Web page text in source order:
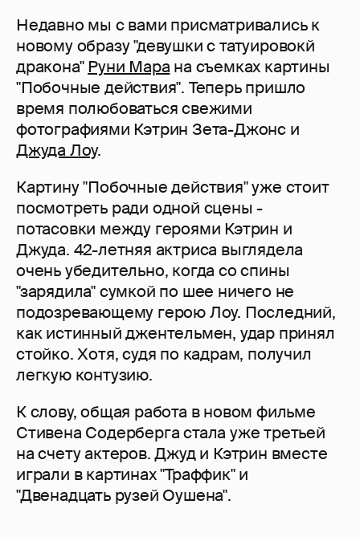
Недавно мы с вами присматривались к
новому образу "девушки с татуировокй
дракона" Руни Мара на съемках картины
"Побочные действия". Теперь пришло
время полюбоваться свежими
фотографиями Кэтрин Зета-Джонс и
Джуда Лоу.
Картину "Побочные действия" уже стоит
посмотреть ради одной сцены -
потасовки между героями Кэтрин и
Джуда. 42-летняя актриса выглядела
очень убедительно, когда со спины
"зарядила" сумкой по шее ничего не
подозревающему герою Лоу. Последний,
как истинный джентельмен, удар принял
стойко. Хотя, судя по кадрам, получил
легкую контузию.
К слову, общая работа в новом фильме
Стивена Содерберга стала уже третьей
на счету актеров. Джуд и Кэтрин вместе
играли в картинах "Траффик" и
"Двенадцать рузей Оушена".